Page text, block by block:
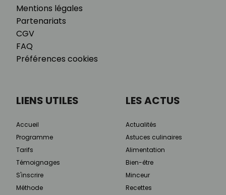
Mentions légales
Partenariats
CGV
FAQ
Préférences cookies
LIENS UTILES
Accueil
Programme
Tarifs
Témoignages
S'inscrire
Méthode
LES ACTUS
Actualités
Astuces culinaires
Alimentation
Bien-être
Minceur
Recettes